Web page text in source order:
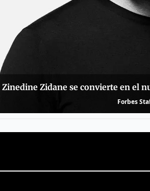
Zinedine Zidane se convierte en el
Forbes